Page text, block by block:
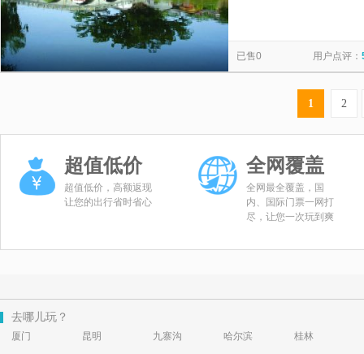
已售0 用户点评：
1 2
超值低价
超值低价，高额返现
让您的出行省时省心
全网覆盖
全网最全覆盖，国
内、国际门票一网打
尽，让您一次玩到爽
去哪儿玩？
厦门 昆明 九寨沟 哈尔滨 桂林